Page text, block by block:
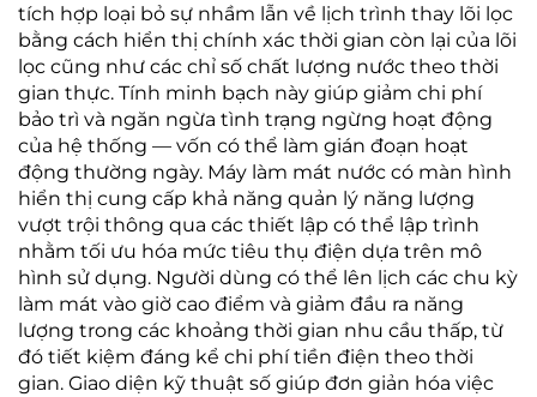
tích hợp loại bỏ sự nhầm lẫn về lịch trình thay lõi lọc
bằng cách hiển thị chính xác thời gian còn lại của lõi
lọc cũng như các chỉ số chất lượng nước theo thời
gian thực. Tính minh bạch này giúp giảm chi phí
bảo trì và ngăn ngừa tình trạng ngừng hoạt động
của hệ thống — vốn có thể làm gián đoạn hoạt
động thường ngày. Máy làm mát nước có màn hình
hiển thị cung cấp khả năng quản lý năng lượng
vượt trội thông qua các thiết lập có thể lập trình
nhằm tối ưu hóa mức tiêu thụ điện dựa trên mô
hình sử dụng. Người dùng có thể lên lịch các chu kỳ
làm mát vào giờ cao điểm và giảm đầu ra năng
lượng trong các khoảng thời gian nhu cầu thấp, từ
đó tiết kiệm đáng kể chi phí tiền điện theo thời
gian. Giao diện kỹ thuật số giúp đơn giản hóa việc